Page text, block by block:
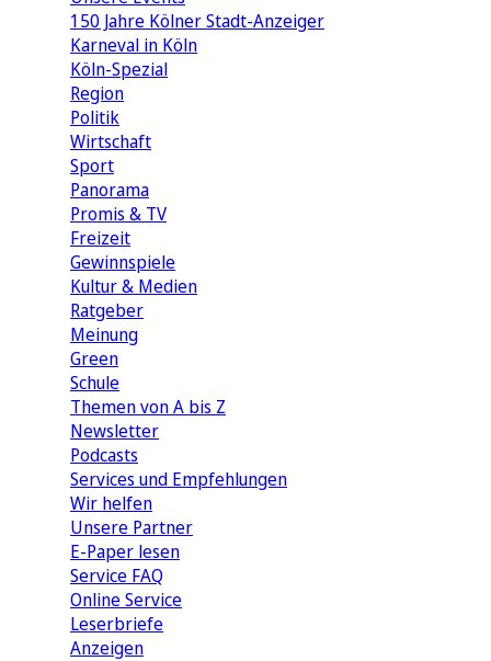
150 Jahre Kölner Stadt-Anzeiger
Karneval in Köln
Köln-Spezial
Region
Politik
Wirtschaft
Sport
Panorama
Promis & TV
Freizeit
Gewinnspiele
Kultur & Medien
Ratgeber
Meinung
Green
Schule
Themen von A bis Z
Newsletter
Podcasts
Services und Empfehlungen
Wir helfen
Unsere Partner
E-Paper lesen
Service FAQ
Online Service
Leserbriefe
Anzeigen